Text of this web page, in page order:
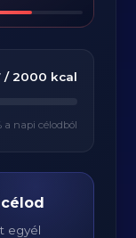
/ 2000 kcal
a napi célodból
egyél